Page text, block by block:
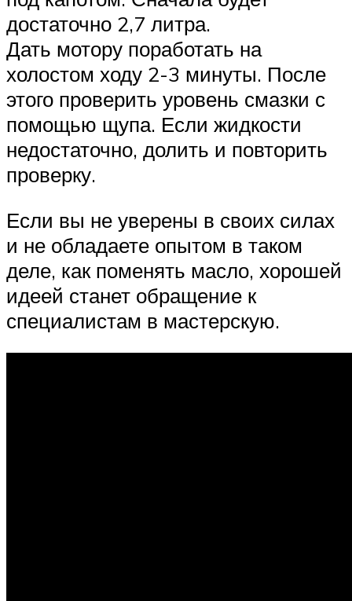
достаточно 2,7 литра.
Дать мотору поработать на
холостом ходу 2-3 минуты. После
этого проверить уровень смазки с
помощью щупа. Если жидкости
недостаточно, долить и повторить
проверку.
Если вы не уверены в своих силах
и не обладаете опытом в таком
деле, как поменять масло, хорошей
идеей станет обращение к
специалистам в мастерскую.